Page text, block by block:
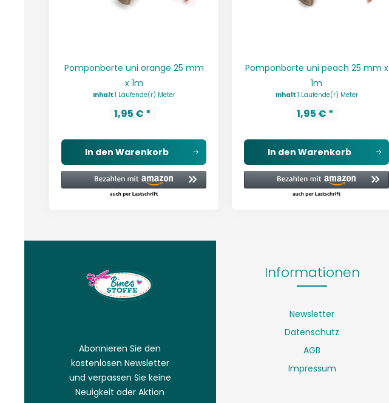
Pomponborte uni orange 25 mm
x 1m
Inhalt 1 Laufende(r) Meter
1,95 € *
In den Warenkorb
Pomponborte uni peach 25 mm x
1m
Inhalt 1 Laufende(r) Meter
1,95 € *
In den Warenkorb
Informationen
Newsletter
Datenschutz
AGB
Impressum
Abonnieren Sie den
kostenlosen Newsletter
und verpassen Sie keine
Neuigkeit oder Aktion